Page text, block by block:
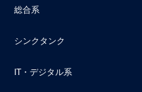
総合系
シンクタンク
IT・デジタル系